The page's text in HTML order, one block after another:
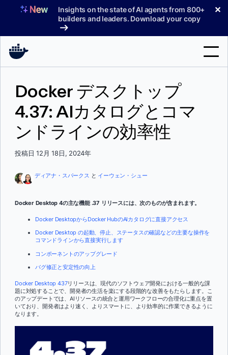
へ
Insights on the state of AI agents from 800+
builders and leaders. Download your copy
✕
索
Docker デスクトップ
4.37: AIカタログとコマ
ンドラインの効率性
投稿日 12月 18日, 2024年
ディアナ・スパークス と イーウェン・シュー
Docker Desktop 4の主な機能 .37 リリースには、次のものが含まれます。
Docker DesktopからDocker HubのAIカタログに直接アクセス
Docker Desktop の起動、停止、ステータスの確認などの主要な操作を
コマンドラインから直接実行します
コンポーネントのアップグレード
バグ修正と安定性の向上
Docker Desktop 437リリースは、現代のソフトウェア開発における一般的な課
題に対処することで、開発者の生活を楽にする段階的な改善をもたらします。こ
のアップデートでは、AIリソースの統合と運用ワークフローの合理化に重点を置
いており、開発者はより速く、よりスマートに、より効率的に作業できるように
なります。